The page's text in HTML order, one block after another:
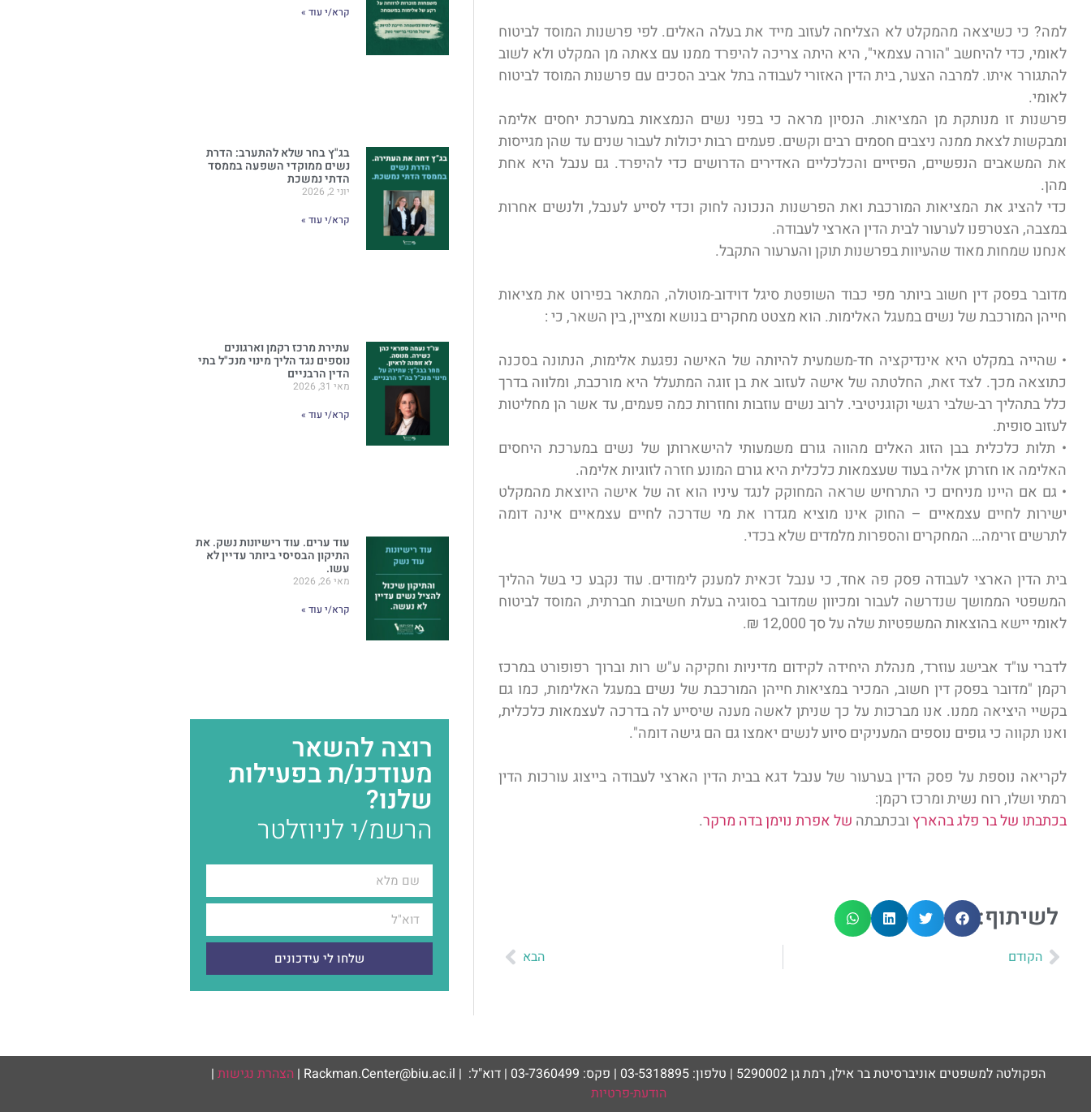
למה? כי כשיצאה מהמקלט לא הצליחה לעזוב מייד את בעלה האלים. לפי פרשנות המוסד לביטוח
לאומי, כדי להיחשב "הורה עצמאי", היא היתה צריכה להיפרד ממנו עם צאתה מן המקלט ולא לשוב
להתגורר איתו. למרבה הצער, בית הדין האזורי לעבודה בתל אביב הסכים עם פרשנות המוסד לביטוח
לאומי.
פרשנות זו מנותקת מן המציאות. הנסיון מראה כי בפני נשים הנמצאות במערכת יחסים אלימה
ומבקשות לצאת ממנה ניצבים חסמים רבים וקשים. פעמים רבות יכולות לעבור שנים עד שהן מגייסות
את המשאבים הנפשיים, הפיזיים והכלכליים האדירים הדרושים כדי להיפרד. גם ענבל היא אחת
מהן.
כדי להציג את המציאות המורכבת ואת הפרשנות הנכונה לחוק וכדי לסייע לענבל, ולנשים אחרות
במצבה, הצטרפנו לערעור לבית הדין הארצי לעבודה.
אנחנו שמחות מאוד שהעיוות בפרשנות תוקן והערעור התקבל.
מדובר בפסק דין חשוב ביותר מפי כבוד השופטת סיגל דוידוב-מוטולה, המתאר בפירוט את מציאות
חייהן המורכבת של נשים במעגל האלימות. הוא מצטט מחקרים בנושא ומציין, בין השאר, כי :
• שהייה במקלט היא אינדיקציה חד-משמעית להיותה של האישה נפגעת אלימות, הנתונה בסכנה
כתוצאה מכך. לצד זאת, החלטתה של אישה לעזוב את בן זוגה המתעלל היא מורכבת, ומלווה בדרך
כלל בתהליך רב-שלבי רגשי וקוגניטיבי. לרוב נשים עוזבות וחוזרות כמה פעמים, עד אשר הן מחליטות
לעזוב סופית.
• תלות כלכלית בבן הזוג האלים מהווה גורם משמעותי להישארותן של נשים במערכת היחסים
האלימה או חזרתן אליה בעוד שעצמאות כלכלית היא גורם המונע חזרה לזוגיות אלימה.
• גם אם היינו מניחים כי התרחיש שראה המחוקק לנגד עיניו הוא זה של אישה היוצאת מהמקלט
ישירות לחיים עצמאיים – החוק אינו מוציא מגדרו את מי שדרכה לחיים עצמאיים אינה דומה
לתרשים זרימה… המחקרים והספרות מלמדים שלא בכדי.
בית הדין הארצי לעבודה פסק פה אחד, כי ענבל זכאית למענק לימודים. עוד נקבע כי בשל ההליך
המשפטי הממושך שנדרשה לעבור ומכיוון שמדובר בסוגיה בעלת חשיבות חברתית, המוסד לביטוח
לאומי יישא בהוצאות המשפטיות שלה על סך 12,000 ₪.
לדברי עו"ד אבישג עוזרד, מנהלת היחידה לקידום מדיניות וחקיקה ע"ש רות וברוך רפופורט במרכז
רקמן "מדובר בפסק דין חשוב, המכיר במציאות חייהן המורכבת של נשים במעגל האלימות, כמו גם
בקשיי היציאה ממנו. אנו מברכות על כך שניתן לאשה מענה שיסייע לה בדרכה לעצמאות כלכלית,
ואנו תקווה כי גופים נוספים המעניקים סיוע לנשים יאמצו גם הם גישה דומה".
לקריאה נוספת על פסק הדין בערעור של ענבל דגא בבית הדין הארצי לעבודה בייצוג עורכות הדין
רמתי ושלו, רוח נשית ומרכז רקמן:
בכתבתו של בר פלג בהארץובכתבתה של אפרת נוימן בדה מרקר.
לשיתוף:
הקודם הבא
קרא/י עוד »
בג"ץ בחר שלא להתערב: הדרת
נשים ממוקדי השפעה בממסד
הדתי נמשכת
יוני 2, 2026
קרא/י עוד »
עתירת מרכז רקמן וארגונים
נוספים נגד הליך מינוי מנכ"ל בתי
הדין הרבניים
מאי 31, 2026
קרא/י עוד »
עוד ערים. עוד רישיונות נשק. את
התיקון הבסיסי ביותר עדיין לא
עשו.
מאי 26, 2026
קרא/י עוד »
רוצה להשאר
מעודכנ/ת בפעילות
שלנו?
הרשמ/י לניוזלטר
שלחו לי עידכונים
הפקולטה למשפטים אוניברסיטת בר אילן, רמת גן 5290002 | טלפון: 03-5318895 | פקס: 03-7360499 | דוא"ל: | Rackman.Center@biu.ac.il | הצהרת נגישות |
הודעת-פרטיות